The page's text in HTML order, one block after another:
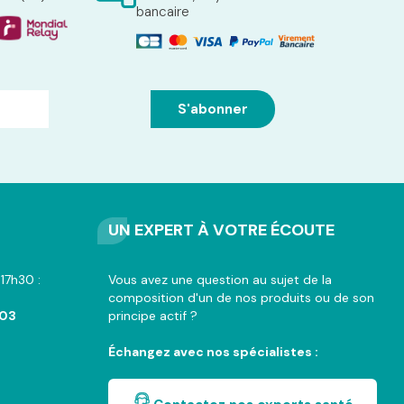
bancaire
:
UN EXPERT À VOTRE ÉCOUTE
Vous avez une question au sujet de la
composition d'un de nos produits ou de son
principe actif ?
Échangez avec nos spécialistes :